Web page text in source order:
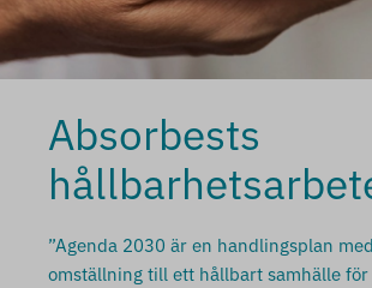
Absorbests
”Agenda 2030 är en handlingsplan
omställning till ett hållbart samhälle